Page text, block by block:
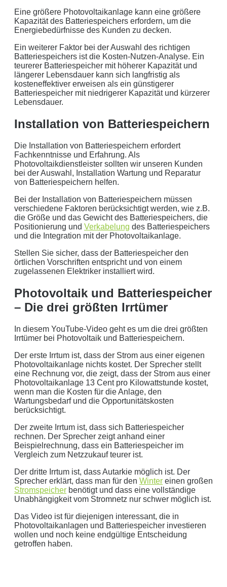
Eine größere Photovoltaikanlage kann eine größere
Kapazität des Batteriespeichers erfordern, um die
Energiebedürfnisse des Kunden zu decken.
Ein weiterer Faktor bei der Auswahl des richtigen
Batteriespeichers ist die Kosten-Nutzen-Analyse. Ein
teurerer Batteriespeicher mit höherer Kapazität und
längerer Lebensdauer kann sich langfristig als
kosteneffektiver erweisen als ein günstigerer
Batteriespeicher mit niedrigerer Kapazität und kürzerer
Lebensdauer.
Installation von Batteriespeichern
Die Installation von Batteriespeichern erfordert
Fachkenntnisse und Erfahrung. Als
Photovoltaikdienstleister sollten wir unseren Kunden
bei der Auswahl, Installation Wartung und Reparatur
von Batteriespeichern helfen.
Bei der Installation von Batteriespeichern müssen
verschiedene Faktoren berücksichtigt werden, wie z.B.
die Größe und das Gewicht des Batteriespeichers, die
Positionierung und Verkabelung des Batteriespeichers
und die Integration mit der Photovoltaikanlage.
Stellen Sie sicher, dass der Batteriespeicher den
örtlichen Vorschriften entspricht und von einem
zugelassenen Elektriker installiert wird.
Photovoltaik und Batteriespeicher
– Die drei größten Irrtümer
In diesem YouTube-Video geht es um die drei größten
Irrtümer bei Photovoltaik und Batteriespeichern.
Der erste Irrtum ist, dass der Strom aus einer eigenen
Photovoltaikanlage nichts kostet. Der Sprecher stellt
eine Rechnung vor, die zeigt, dass der Strom aus einer
Photovoltaikanlage 13 Cent pro Kilowattstunde kostet,
wenn man die Kosten für die Anlage, den
Wartungsbedarf und die Opportunitätskosten
berücksichtigt.
Der zweite Irrtum ist, dass sich Batteriespeicher
rechnen. Der Sprecher zeigt anhand einer
Beispielrechnung, dass ein Batteriespeicher im
Vergleich zum Netzzukauf teurer ist.
Der dritte Irrtum ist, dass Autarkie möglich ist. Der
Sprecher erklärt, dass man für den Winter einen großen
Stromspeicher benötigt und dass eine vollständige
Unabhängigkeit vom Stromnetz nur schwer möglich ist.
Das Video ist für diejenigen interessant, die in
Photovoltaikanlagen und Batteriespeicher investieren
wollen und noch keine endgültige Entscheidung
getroffen haben.